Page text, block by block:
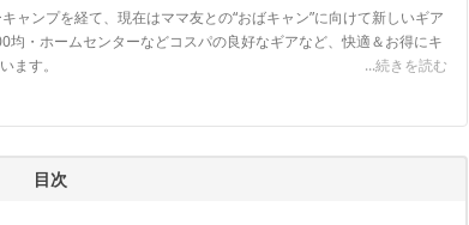
ャンプを経て、現在はママ友との“おばキャン”に向けて新しいギア
均・ホームセンターなどコスパの良好なギアなど、快適＆お得にキ
ます。
...続きを読む
目次